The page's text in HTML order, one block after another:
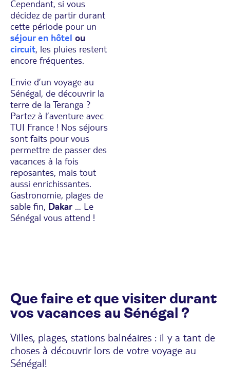
Cependant, si vous
décidez de partir durant
cette période pour un
séjour en hôtel ou
circuit, les pluies restent
encore fréquentes.
Envie d’un voyage au
Sénégal, de découvrir la
terre de la Teranga ?
Partez à l’aventure avec
TUI France ! Nos séjours
sont faits pour vous
permettre de passer des
vacances à la fois
reposantes, mais tout
aussi enrichissantes.
Gastronomie, plages de
sable fin, Dakar … Le
Sénégal vous attend !
Que faire et que visiter durant
vos vacances au Sénégal ?
Villes, plages, stations balnéaires : il y a tant de
choses à découvrir lors de votre voyage au
Sénégal!